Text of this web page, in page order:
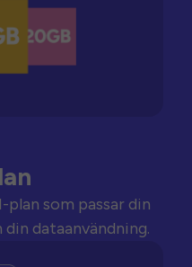
plan som passar din
dataanvändning.